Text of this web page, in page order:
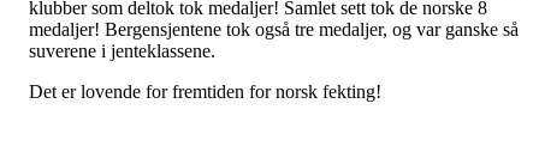
klubber som deltok tok medaljer! Samlet sett tok de norske 8
medaljer! Bergensjentene tok også tre medaljer, og var ganske så
suverene i jenteklassene.
Det er lovende for fremtiden for norsk fekting!